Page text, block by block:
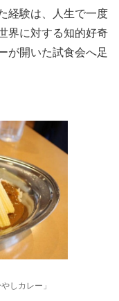
経験は、人生で一度
界に対する知的好奇
が開いた試食会へ足
しカレー」